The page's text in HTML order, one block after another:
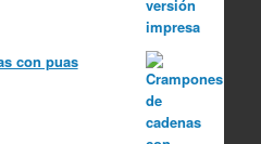
con puas